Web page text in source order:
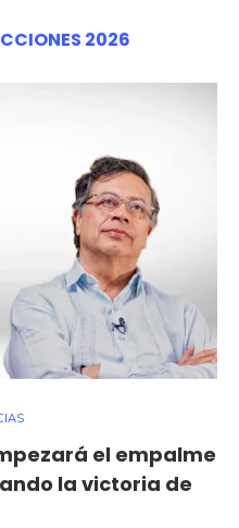
2026
el empalme
la victoria de